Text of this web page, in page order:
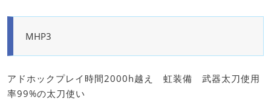
MHP3
アドホックプレイ時間2000h越え 虹装備 武器太刀使用
率99%の太刀使い